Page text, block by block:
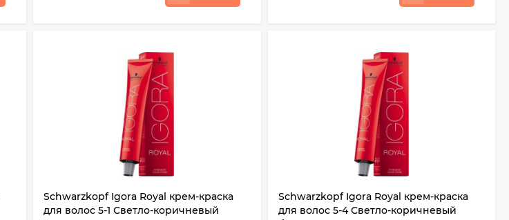
Schwarzkopf Igora Royal крем-краска
для волос 5-1 Светло-коричневый
Schwarzkopf Igora Royal крем-краска
для волос 5-4 Светло-коричневый